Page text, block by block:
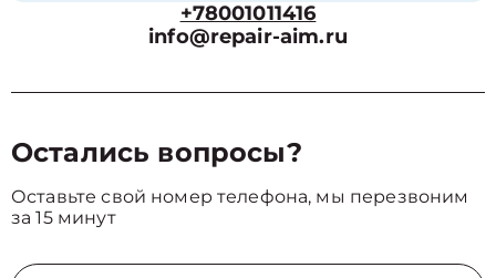
+78001011416
info@repair-aim.ru
Остались вопросы?
Оставьте свой номер телефона, мы перезвоним
за 15 минут